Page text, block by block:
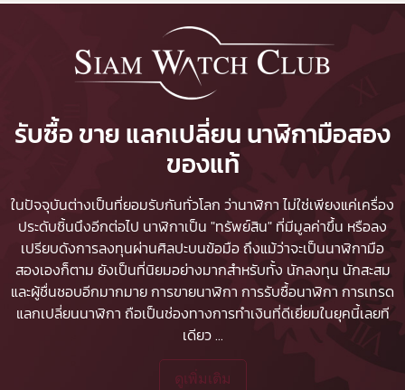
รับซื้อ ขาย แลกเปลี่ยน นาฬิกามือสอง
ของแท้
ในปัจจุบันต่างเป็นที่ยอมรับกันทั่วโลก ว่านาฬิกา ไม่ใช่เพียงแค่เครื่อง
ประดับชิ้นนึงอีกต่อไป นาฬิกาเป็น "ทรัพย์สิน" ที่มีมูลค่าขึ้น หรือลง
เปรียบดังการลงทุนผ่านศิลปะบนข้อมือ ถึงแม้ว่าจะเป็นนาฬิกามือ
สองเองก็ตาม ยังเป็นที่นิยมอย่างมากสำหรับทั้ง นักลงทุน นักสะสม
และผู้ชื่นชอบอีกมากมายการขายนาฬิกา การรับซื้อนาฬิกา การเทรด
แลกเปลี่ยนนาฬิกา ถือเป็นช่องทางการทำเงินที่ดีเยี่ยมในยุคนี้เลยที
เดียว...
ดูเพิ่มเติม